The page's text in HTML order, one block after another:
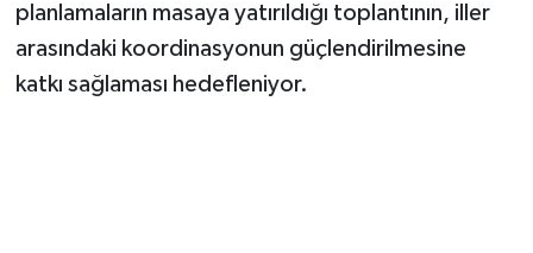
planlamaların masaya yatırıldığı toplantının, iller
arasındaki koordinasyonun güçlendirilmesine
katkı sağlaması hedefleniyor.